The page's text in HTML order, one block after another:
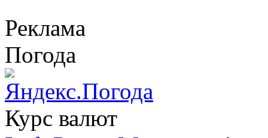
Реклама
Погода
Курс валют